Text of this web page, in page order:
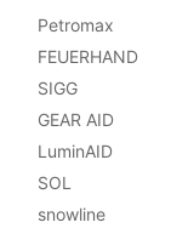
Petromax
FEUERHAND
SIGG
GEAR AID
LuminAID
SOL
snowline